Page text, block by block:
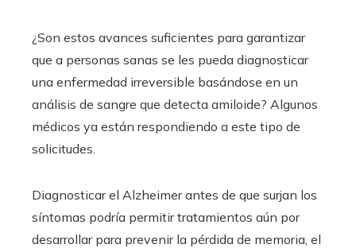
¿Son estos avances suficientes para garantizar
que a personas sanas se les pueda diagnosticar
una enfermedad irreversible basándose en un
análisis de sangre que detecta amiloide? Algunos
médicos ya están respondiendo a este tipo de
solicitudes.
Diagnosticar el Alzheimer antes de que surjan los
síntomas podría permitir tratamientos aún por
desarrollar para prevenir la pérdida de memoria, el